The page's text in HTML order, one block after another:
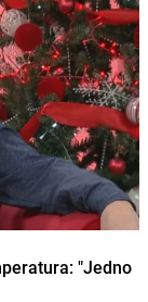
"Jedno